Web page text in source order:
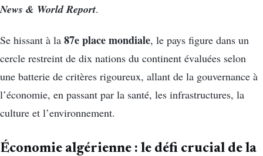
News & World Report.
Se hissant à la 87e place mondiale, le pays figure dans un
cercle restreint de dix nations du continent évaluées selon
une batterie de critères rigoureux, allant de la gouvernance à
l’économie, en passant par la santé, les infrastructures, la
culture et l’environnement.
Économie algérienne : le défi crucial de la